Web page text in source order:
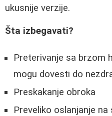
ukusnije verzije.
Šta izbegavati?
Preterivanje sa brzom
mogu dovesti do
Preskakanje obroka
Preveliko oslanjanje